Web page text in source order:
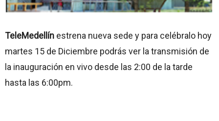
TeleMedellín estrena nueva sede y para celébralo hoy
martes 15 de Diciembre podrás ver la transmisión de
la inauguración en vivo desde las 2:00 de la tarde
hasta las 6:00pm.